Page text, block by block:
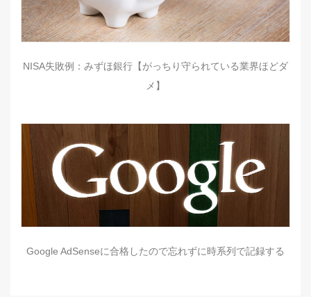
NISA失敗例：みずほ銀行【がっちり守られている業界ほどダ
メ】
Google AdSenseに合格したので忘れずに時系列で記録する